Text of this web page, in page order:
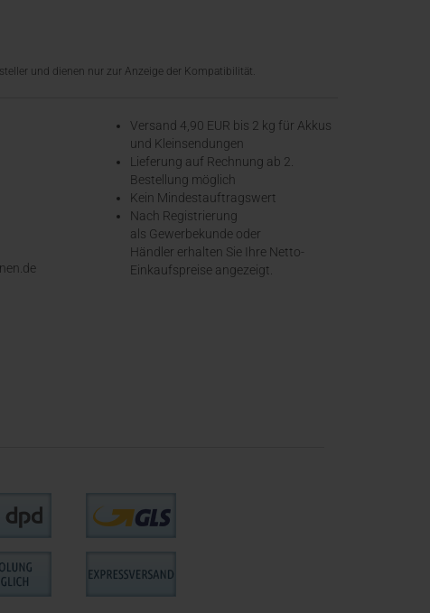
und dienen nur zur Anzeige der Kompatibilität.
Versand 4,90 EUR bis 2 kg für Akkus
und Kleinsendungen
​Lieferung auf Rechnung ab 2.
Bestellung möglich
Kein Mindestauftragswert
Nach Registrierung
als Gewerbekunde oder
Händler erhalten Sie Ihre Netto-
Einkaufspreise angezeigt.